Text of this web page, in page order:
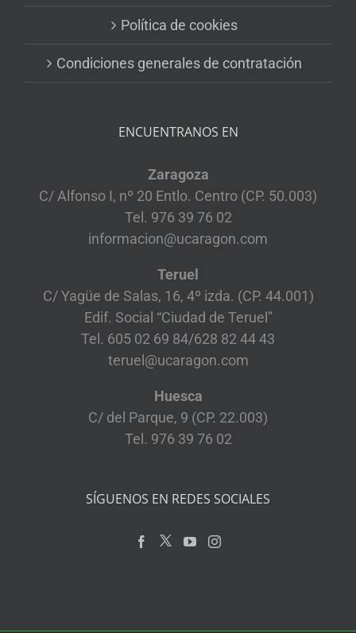
Política de cookies
Condiciones generales de contratación
ENCUENTRANOS EN
Zaragoza
C/ Alfonso I, nº 20 Entlo. Centro (CP. 50.003)
Tel. 976 39 76 02
informacion@ucaragon.com
Teruel
C/ Yagüe de Salas, 16, 4º izda. (CP. 44.001)
Edif. Social “Ciudad de Teruel”
Tel. 605 02 69 84/628 82 44 43
teruel@ucaragon.com
Huesca
C/ del Parque, 9 (CP. 22.003)
Tel. 976 39 76 02
SÍGUENOS EN REDES SOCIALES